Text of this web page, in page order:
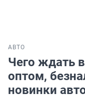
АВТО
Чего ждать
оптом,
новинки